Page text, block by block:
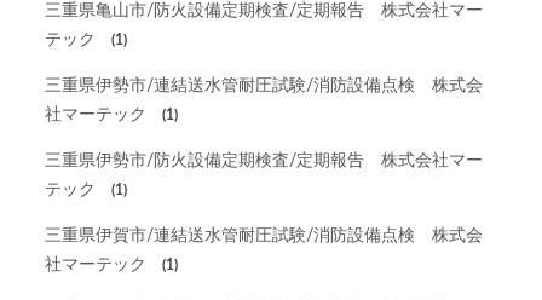
三重県亀山市/防火設備定期検査/定期報告 株式会社マー
テック
(1)
三重県伊勢市/連結送水管耐圧試験/消防設備点検 株式会
社マーテック
(1)
三重県伊勢市/防火設備定期検査/定期報告 株式会社マー
テック
(1)
三重県伊賀市/連結送水管耐圧試験/消防設備点検 株式会
社マーテック
(1)